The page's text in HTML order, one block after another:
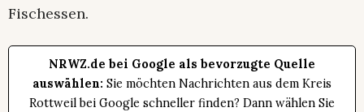
Fischessen.
NRWZ.de bei Google als bevorzugte Quelle
auswählen: Sie möchten Nachrichten aus dem Kreis
Rottweil bei Google schneller finden? Dann wählen Sie